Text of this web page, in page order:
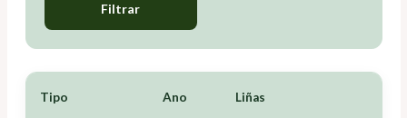
Filtrar
Tipo Ano Liñas